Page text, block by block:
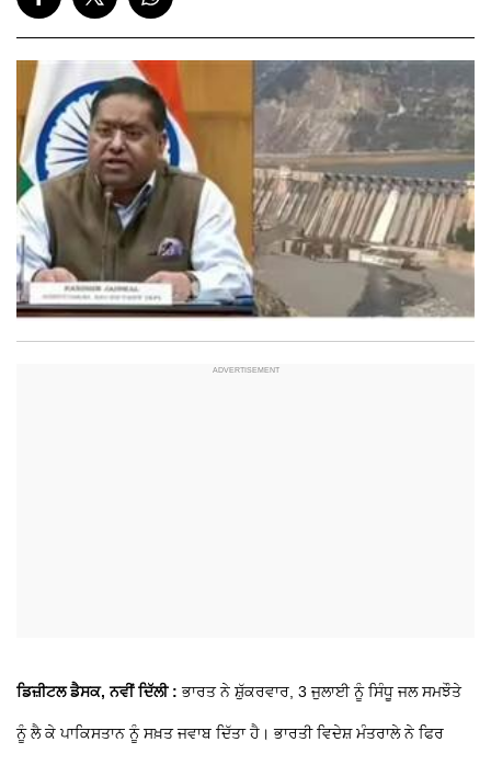
ਡਿਜ਼ੀਟਲ ਡੈਸਕ, ਨਵੀਂ ਦਿੱਲੀ :ਭਾਰਤ ਨੇ ਸ਼ੁੱਕਰਵਾਰ, 3 ਜੁਲਾਈ ਨੂੰ ਸਿੰਧੂ ਜਲ ਸਮਝੌਤੇ
ਨੂੰ ਲੈ ਕੇ ਪਾਕਿਸਤਾਨ ਨੂੰ ਸਖ਼ਤ ਜਵਾਬ ਦਿੱਤਾ ਹੈ। ਭਾਰਤੀ ਵਿਦੇਸ਼ ਮੰਤਰਾਲੇ ਨੇ ਫਿਰ